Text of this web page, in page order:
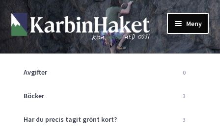
Hoppa
till
navigering
Hoppa
till
innehåll
Meny
Shop
Returpolicy
Mitt Konto
Kurser
Avgifter 0
Böcker 3
Har du precis tagit grönt kort? 3